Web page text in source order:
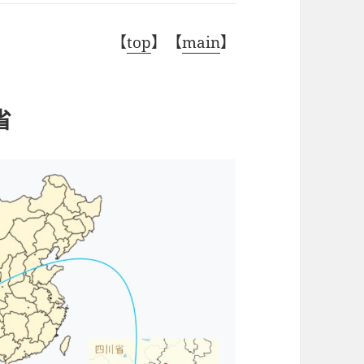
【top】【main】